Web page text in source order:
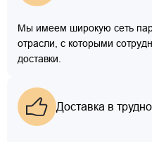
Мы имеем широкую сеть
отрасли, с которыми
доставки.
Доставка в